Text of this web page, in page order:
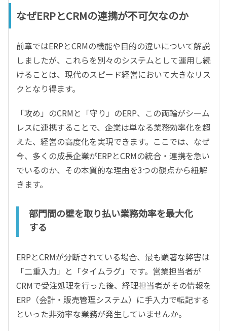
なぜERPとCRMの連携が不可欠なのか
前章ではERPとCRMの機能や目的の違いについて解説
しましたが、これらを別々のシステムとして運用し続
けることは、現代のスピード経営において大きなリス
クとなり得ます。
「攻め」のCRMと「守り」のERP、この両輪がシーム
レスに連携することで、企業は単なる業務効率化を超
えた、経営の高度化を実現できます。ここでは、なぜ
今、多くの成長企業がERPとCRMの統合・連携を急い
でいるのか、その本質的な理由を3つの観点から紐解
きます。
部門間の壁を取り払い業務効率を最大化
する
ERPとCRMが分断されている場合、最も顕著な弊害は
「二重入力」と「タイムラグ」です。営業担当者が
CRMで受注処理を行った後、経理担当者がその情報を
ERP（会計・販売管理システム）に手入力で転記する
といった非効率な業務が発生していませんか。